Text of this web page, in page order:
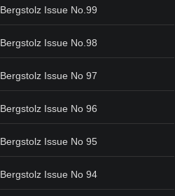
Bergstolz Issue No.99
Bergstolz Issue No.98
Bergstolz Issue No 97
Bergstolz Issue No 96
Bergstolz Issue No 95
Bergstolz Issue No 94